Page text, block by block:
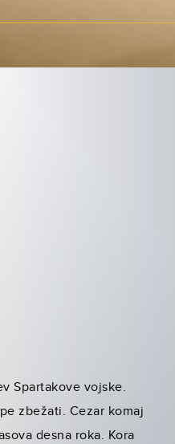
Spartakove vojske.
zbežati. Cezar komaj
desna roka. Kora